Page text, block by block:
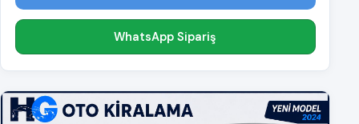
WhatsApp Sipariş